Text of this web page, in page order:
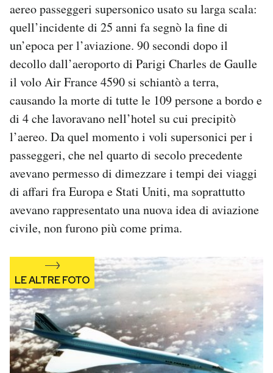
Area Personale
Regala il Post
Hai bisogno di aiuto?
Esci
aereo passeggeri supersonico usato su larga scala:
quell’incidente di 25 anni fa segnò la fine di
un’epoca per l’aviazione. 90 secondi dopo il
decollo dall’aeroporto di Parigi Charles de Gaulle
il volo Air France 4590 si schiantò a terra,
causando la morte di tutte le 109 persone a bordo e
di 4 che lavoravano nell’hotel su cui precipitò
l’aereo. Da quel momento i voli supersonici per i
passeggeri, che nel quarto di secolo precedente
avevano permesso di dimezzare i tempi dei viaggi
di affari fra Europa e Stati Uniti, ma soprattutto
avevano rappresentato una nuova idea di aviazione
civile, non furono più come prima.